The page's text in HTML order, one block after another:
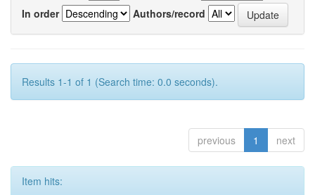
In order
Authors/record
Results 1-1 of 1 (Search time: 0.0 seconds).
previous 1 next
Item hits: